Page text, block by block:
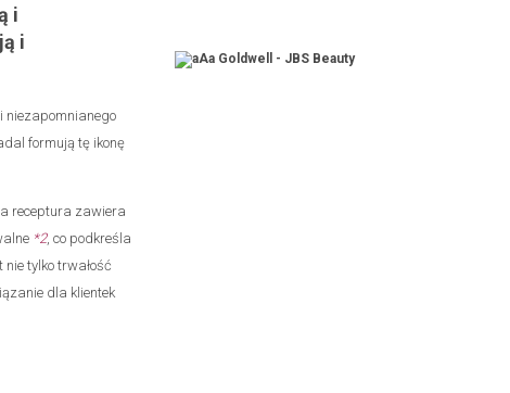
i
i
niezapomnianego
formują tę ikonę
receptura zawiera
*2, co podkreśla
tylko trwałość
dla klientek